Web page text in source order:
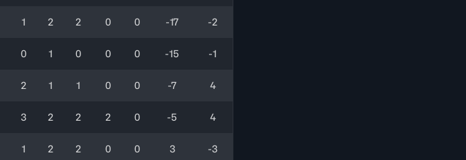
1 2 2 0 0 -17 -2
0 1 0 0 0 -15 -1
2 1 1 0 0 -7 4
3 2 2 2 0 -5 4
1 2 2 0 0 3 -3